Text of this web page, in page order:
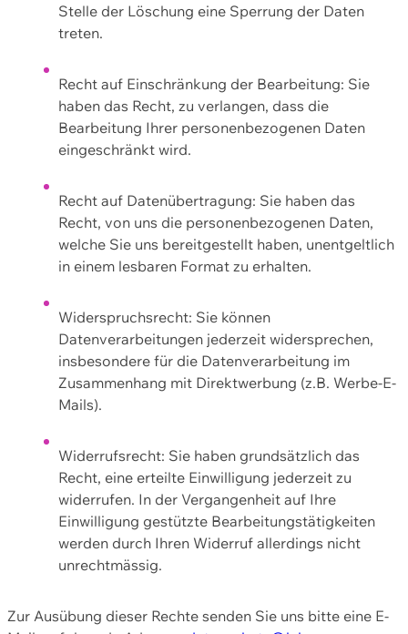
Stelle der Löschung eine Sperrung der Daten
treten.
Recht auf Einschränkung der Bearbeitung: Sie
haben das Recht, zu verlangen, dass die
Bearbeitung Ihrer personenbezogenen Daten
eingeschränkt wird.
Recht auf Datenübertragung: Sie haben das
Recht, von uns die personenbezogenen Daten,
welche Sie uns bereitgestellt haben, unentgeltlich
in einem lesbaren Format zu erhalten.
Widerspruchsrecht: Sie können
Datenverarbeitungen jederzeit widersprechen,
insbesondere für die Datenverarbeitung im
Zusammenhang mit Direktwerbung (z.B. Werbe-E-
Mails).
Widerrufsrecht: Sie haben grundsätzlich das
Recht, eine erteilte Einwilligung jederzeit zu
widerrufen. In der Vergangenheit auf Ihre
Einwilligung gestützte Bearbeitungstätigkeiten
werden durch Ihren Widerruf allerdings nicht
unrechtmässig.
Zur Ausübung dieser Rechte senden Sie uns bitte eine E-